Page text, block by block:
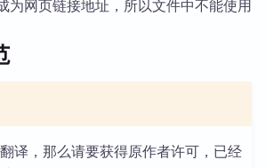
为网页链接地址，所以文件中不能使用
译，那么请要获得原作者许可，已经